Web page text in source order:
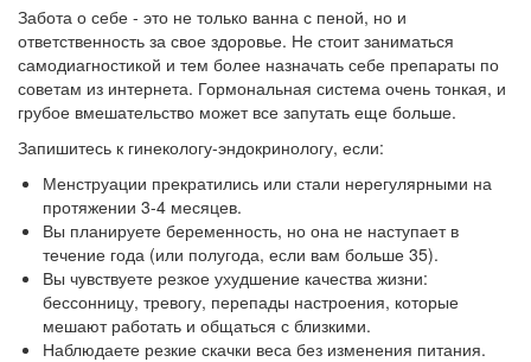
Забота о себе - это не только ванна с пеной, но и
ответственность за свое здоровье. Не стоит заниматься
самодиагностикой и тем более назначать себе препараты по
советам из интернета. Гормональная система очень тонкая, и
грубое вмешательство может все запутать еще больше.
Запишитесь к гинекологу-эндокринологу, если:
Менструации прекратились или стали нерегулярными на
протяжении 3-4 месяцев.
Вы планируете беременность, но она не наступает в
течение года (или полугода, если вам больше 35).
Вы чувствуете резкое ухудшение качества жизни:
бессонницу, тревогу, перепады настроения, которые
мешают работать и общаться с близкими.
Наблюдаете резкие скачки веса без изменения питания.